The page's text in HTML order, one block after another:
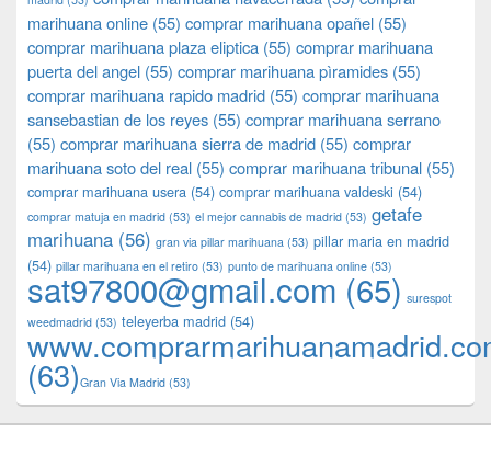
marihuana online (55) comprar marihuana opañel (55)
comprar marihuana plaza eliptica (55) comprar marihuana
puerta del angel (55) comprar marihuana pìramides (55)
comprar marihuana rapido madrid (55) comprar marihuana
sansebastian de los reyes (55) comprar marihuana serrano
(55) comprar marihuana sierra de madrid (55) comprar
marihuana soto del real (55) comprar marihuana tribunal (55)
comprar marihuana usera (54) comprar marihuana valdeski (54)
comprar matuja en madrid (53) el mejor cannabis de madrid (53) getafe
marihuana (56) gran via pillar marihuana (53) pillar maria en madrid
(54) pillar marihuana en el retiro (53) punto de marihuana online (53)
sat97800@gmail.com (65) surespot
weedmadrid (53) teleyerba madrid (54)
(63)​​Gran Via Madrid (53)